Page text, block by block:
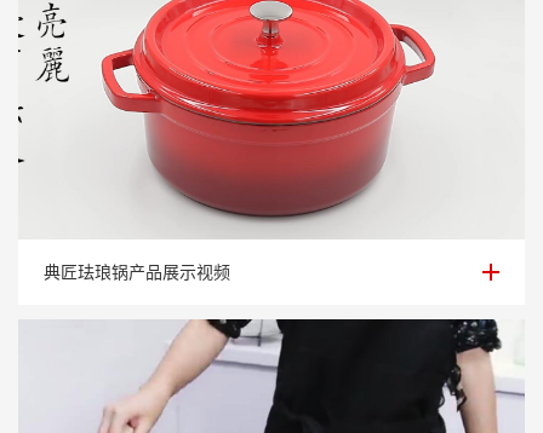
典匠珐琅锅产品展示视频
典匠珐琅锅产品展示视频